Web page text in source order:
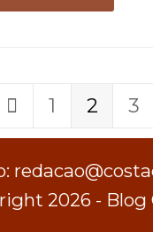
Previous
Page
1 Page
2 3
2026 - Blog